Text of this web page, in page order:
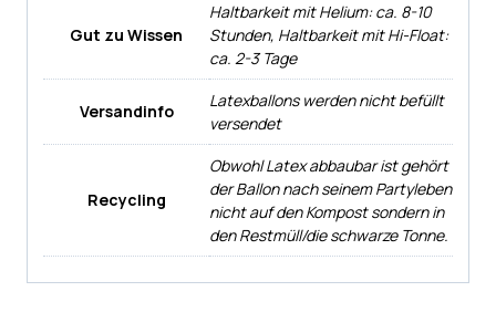
Gut zu Wissen
Haltbarkeit mit Helium: ca. 8-10
Stunden, Haltbarkeit mit Hi-Float:
ca. 2-3 Tage
Versandinfo
Latexballons werden nicht befüllt
versendet
Recycling
Obwohl Latex abbaubar ist gehört
der Ballon nach seinem Partyleben
nicht auf den Kompost sondern in
den Restmüll/die schwarze Tonne.